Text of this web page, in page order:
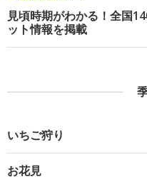
見頃時期がわかる！全国
ット情報を掲載
いちご狩り
お花見